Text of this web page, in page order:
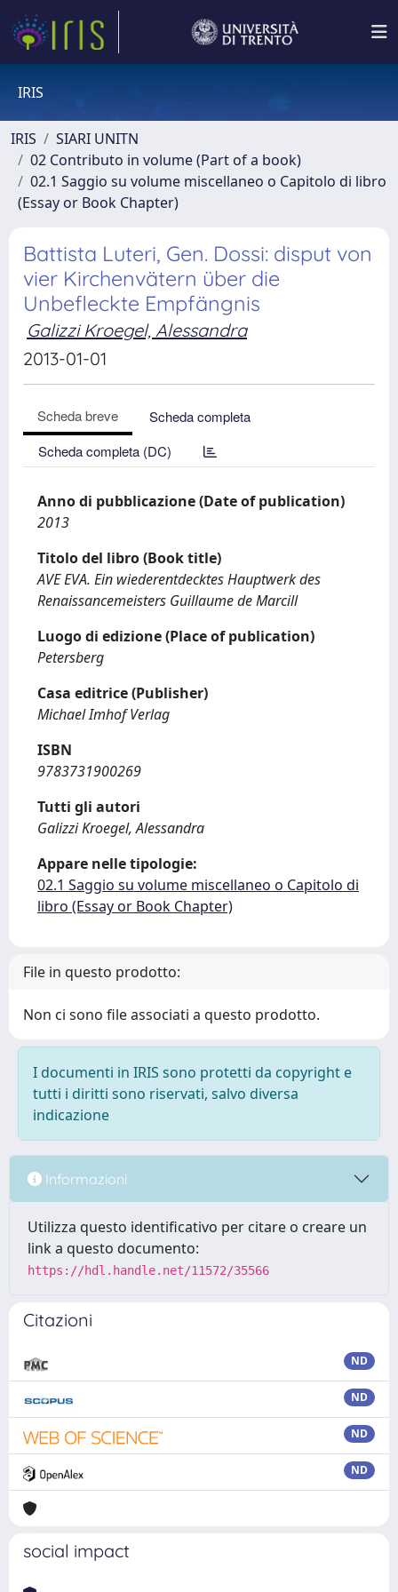
IRIS
IRIS
SIARI UNITN
02 Contributo in volume (Part of a book)
02.1 Saggio su volume miscellaneo o Capitolo di libro
(Essay or Book Chapter)
Battista Luteri, Gen. Dossi: disput von
vier Kirchenvätern über die
Unbefleckte Empfängnis
Galizzi Kroegel, Alessandra
2013-01-01
Scheda breve
Scheda completa
Scheda completa (DC)
Anno di pubblicazione (Date of publication)
2013
Titolo del libro (Book title)
AVE EVA. Ein wiederentdecktes Hauptwerk des
Renaissancemeisters Guillaume de Marcill
Luogo di edizione (Place of publication)
Petersberg
Casa editrice (Publisher)
Michael Imhof Verlag
ISBN
9783731900269
Tutti gli autori
Galizzi Kroegel, Alessandra
Appare nelle tipologie:
02.1 Saggio su volume miscellaneo o Capitolo di
libro (Essay or Book Chapter)
File in questo prodotto:
Non ci sono file associati a questo prodotto.
I documenti in IRIS sono protetti da copyright e
tutti i diritti sono riservati, salvo diversa
indicazione
Informazioni
Utilizza questo identificativo per citare o creare un
link a questo documento:
https://hdl.handle.net/11572/35566
Citazioni
ND
ND
ND
ND
social impact